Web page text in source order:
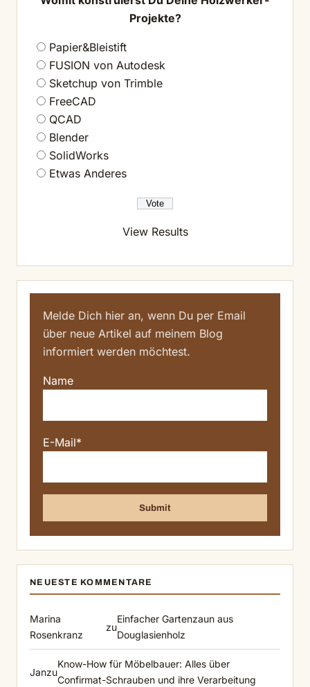
Projekte?
Papier&Bleistift
FUSION von Autodesk
Sketchup von Trimble
FreeCAD
QCAD
Blender
SolidWorks
Etwas Anderes
View Results
Melde Dich hier an, wenn Du per Email
über neue Artikel auf meinem Blog
informiert werden möchtest.
Name
E-Mail*
NEUESTE KOMMENTARE
Marina
Rosenkranz
zu
Einfacher Gartenzaun aus
Douglasienholz
Janzu
Know-How für Möbelbauer: Alles über
Confirmat-Schrauben und ihre Verarbeitung